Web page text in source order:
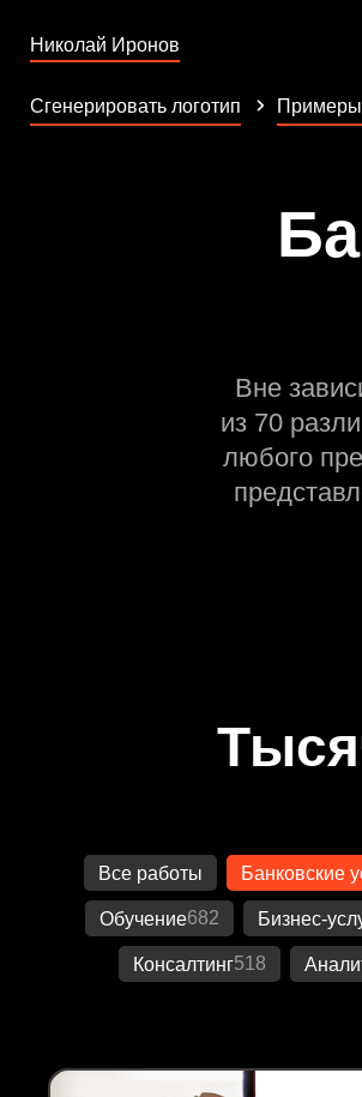
Николай Иронов
Сгенерировать логотип Примеры
Вне
из 70
любого
Все работы Банковские
Обучение682 Бизнес-
Консалтинг518